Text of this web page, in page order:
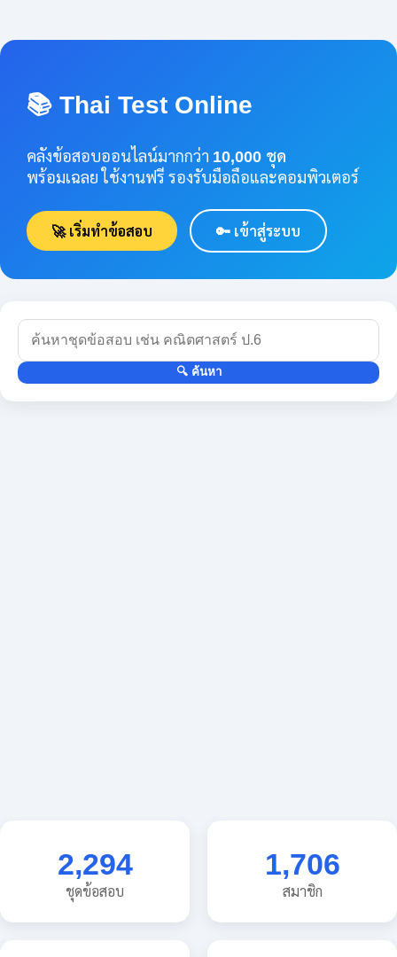
📚 Thai Test Online
คลังข้อสอบออนไลน์มากกว่า 10,000 ชุด
พร้อมเฉลย ใช้งานฟรี รองรับมือถือและคอมพิวเตอร์
🚀 เริ่มทำข้อสอบ 🔑 เข้าสู่ระบบ
🔍 ค้นหา
2,294
ชุดข้อสอบ
1,706
สมาชิก